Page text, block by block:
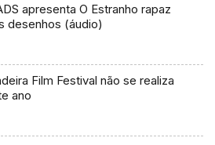
apresenta O Estranho rapaz
desenhos (áudio)
Film Festival não se realiza
ano